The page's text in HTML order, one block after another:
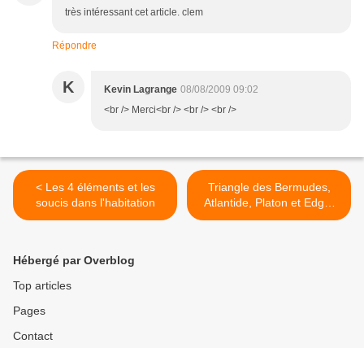
très intéressant cet article. clem
Répondre
K Kevin Lagrange 08/08/2009 09:02
<br /> Merci<br /> <br /> <br />
< Les 4 éléments et les
soucis dans l'habitation
Triangle des Bermudes,
Atlantide, Platon et Edgar
Cayce, le lien astrologique
Hébergé par Overblog
Top articles
Pages
Contact